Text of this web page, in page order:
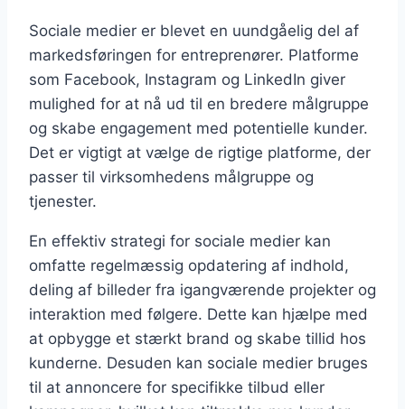
Sociale medier er blevet en uundgåelig del af
markedsføringen for entreprenører. Platforme
som Facebook, Instagram og LinkedIn giver
mulighed for at nå ud til en bredere målgruppe
og skabe engagement med potentielle kunder.
Det er vigtigt at vælge de rigtige platforme, der
passer til virksomhedens målgruppe og
tjenester.
En effektiv strategi for sociale medier kan
omfatte regelmæssig opdatering af indhold,
deling af billeder fra igangværende projekter og
interaktion med følgere. Dette kan hjælpe med
at opbygge et stærkt brand og skabe tillid hos
kunderne. Desuden kan sociale medier bruges
til at annoncere for specifikke tilbud eller